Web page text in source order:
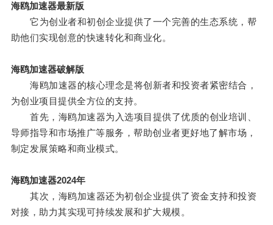
海鸥加速器最新版
它为创业者和初创企业提供了一个完善的生态系统，帮
助他们实现创意的快速转化和商业化。
海鸥加速器破解版
海鸥加速器的核心理念是将创新者和投资者紧密结合，
为创业项目提供全方位的支持。
首先，海鸥加速器为入选项目提供了优质的创业培训、
导师指导和市场推广等服务，帮助创业者更好地了解市场，
制定发展策略和商业模式。
海鸥加速器2024年
其次，海鸥加速器还为初创企业提供了资金支持和投资
对接，助力其实现可持续发展和扩大规模。